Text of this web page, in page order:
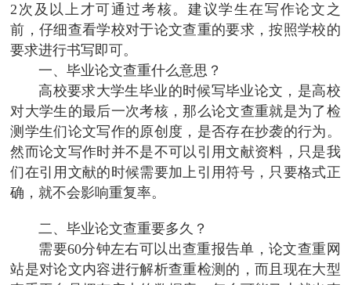
2次及以上才可通过考核。建议学生在写作论文之
前，仔细查看学校对于论文查重的要求，按照学校的
要求进行书写即可。
一、毕业论文查重什么意思？
高校要求大学生毕业的时候写毕业论文，是高校
对大学生的最后一次考核，那么论文查重就是为了检
测学生们论文写作的原创度，是否存在抄袭的行为。
然而论文写作时并不是不可以引用文献资料，只是我
们在引用文献的时候需要加上引用符号，只要格式正
确，就不会影响重复率。
二、毕业论文查重要多久？
需要60分钟左右可以出查重报告单，论文查重网
站是对论文内容进行解析查重检测的，而且现在大型